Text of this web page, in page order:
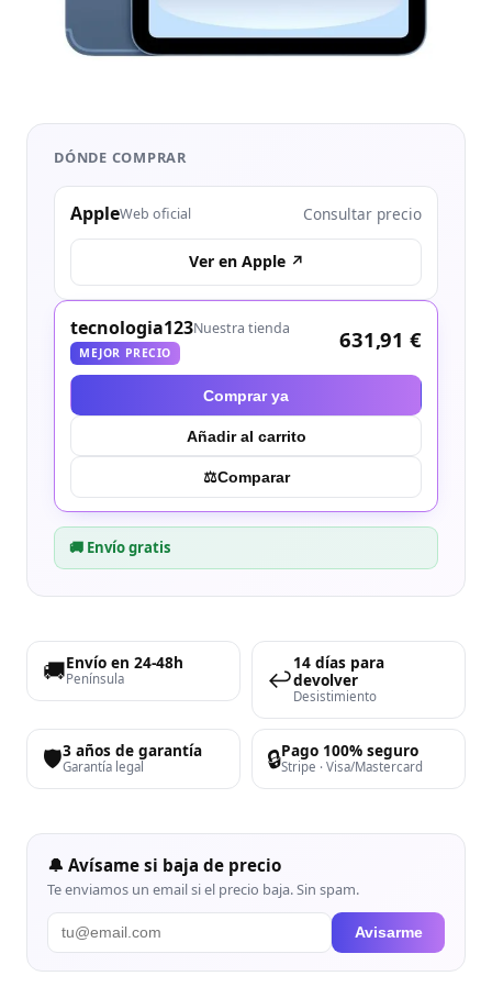
DÓNDE COMPRAR
AppleWeb oficial Consultar precio
Ver en Apple ↗
tecnologia123Nuestra tienda
MEJOR PRECIO
631,91 €
Comprar ya
Añadir al carrito
⚖︎Comparar
🚚 Envío gratis
🚚Envío en 24-48h
Península ↩️
14 días para
devolver
Desistimiento
🛡️3 años de garantía
Garantía legal 🔒Pago 100% seguro
Stripe · Visa/Mastercard
🔔 Avísame si baja de precio
Te enviamos un email si el precio baja. Sin spam.
Avisarme